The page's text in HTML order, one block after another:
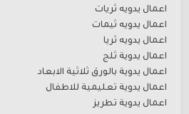
اعمال يدويه ثريات
اعمال يدويه ثيمات
اعمال يدويه ثريا
اعمال يدوية ثلج
اعمال يدوية بالورق ثلاثية الابعاد
اعمال يدوية تعليمية للاطفال
اعمال يدوية تطريز